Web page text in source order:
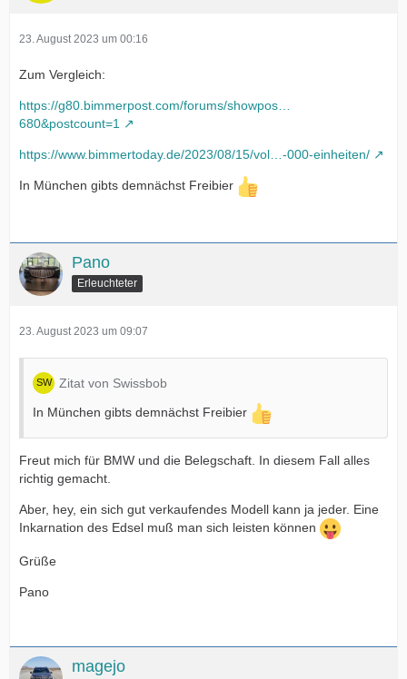
23. August 2023 um 00:16
Zum Vergleich:
https://g80.bimmerpost.com/forums/showpos…
680&postcount=1
https://www.bimmertoday.de/2023/08/15/vol…-000-einheiten/
In München gibts demnächst Freibier
Pano
Erleuchteter
23. August 2023 um 09:07
Zitat von Swissbob
In München gibts demnächst Freibier
Freut mich für BMW und die Belegschaft. In diesem Fall alles
richtig gemacht.
Aber, hey, ein sich gut verkaufendes Modell kann ja jeder. Eine
Inkarnation des Edsel muß man sich leisten können
Grüße
Pano
magejo